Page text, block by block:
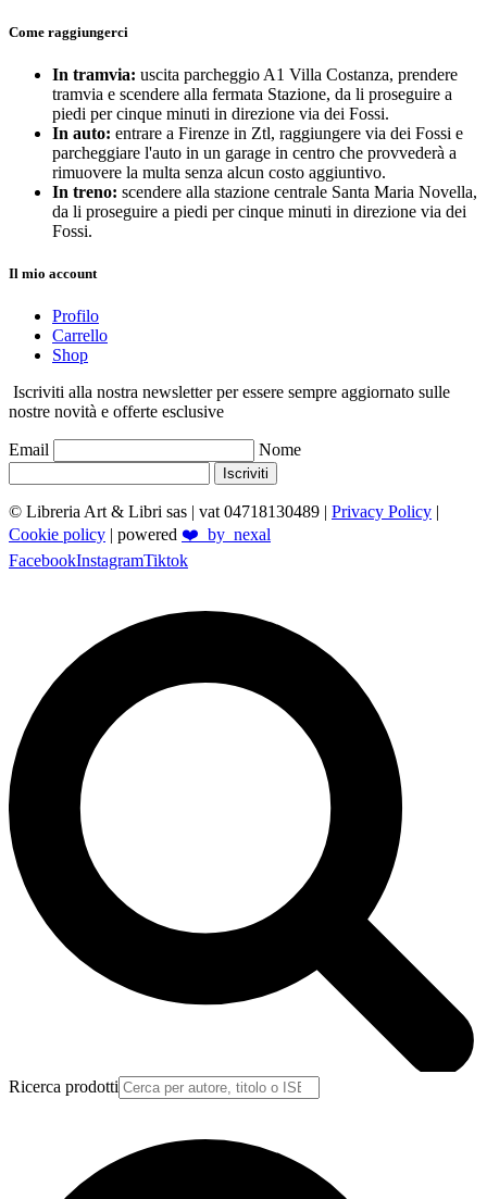
Come raggiungerci
In tramvia: uscita parcheggio A1 Villa Costanza, prendere
tramvia e scendere alla fermata Stazione, da li proseguire a
piedi per cinque minuti in direzione via dei Fossi.
In auto: entrare a Firenze in Ztl, raggiungere via dei Fossi e
parcheggiare l'auto in un garage in centro che provvederà a
rimuovere la multa senza alcun costo aggiuntivo.
In treno: scendere alla stazione centrale Santa Maria Novella,
da li proseguire a piedi per cinque minuti in direzione via dei
Fossi.
Il mio account
Profilo
Carrello
Shop
Iscriviti alla nostra newsletter per essere sempre aggiornato sulle
nostre novità e offerte esclusive
Email Nome
Iscriviti
© Libreria Art & Libri sas | vat 04718130489 | Privacy Policy |
Cookie policy | powered ❤️_by_nexal
FacebookInstagramTiktok
Ricerca prodotti